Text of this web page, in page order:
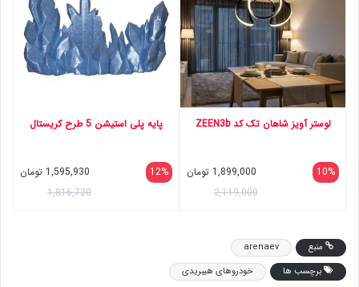
لوستر آویز شاهان تک کد ZEEN3b
10%
1,899,000 تومان
2,119,000
پایه پلی استیشن 5 طرح کریستال
12%
1,595,930 تومان
1,816,720
منبع
arenaev
برچسب ها
خودروهای هیبریدی